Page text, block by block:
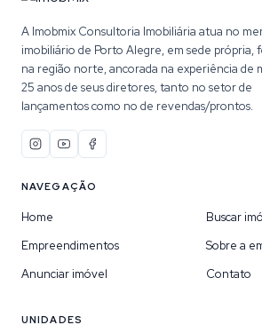
A Imobmix Consultoria Imobiliária atua no
imobiliário de Porto Alegre, em sede própria,
na região norte, ancorada na experiência de
25 anos de seus diretores, tanto no setor de
lançamentos como no de revendas/prontos.
NAVEGAÇÃO
Home
Buscar
Empreendimentos
Sobre a
Anunciar imóvel
Contato
UNIDADES